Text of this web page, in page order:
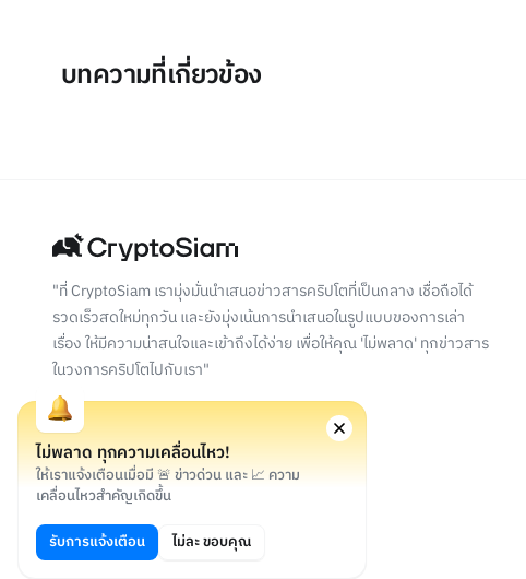
บทความที่เกี่ยวข้อง
"ที่ CryptoSiam เรามุ่งมั่นนำเสนอข่าวสารคริปโตที่เป็นกลาง เชื่อถือได้
รวดเร็วสดใหม่ทุกวัน และยังมุ่งเน้นการนำเสนอในรูปแบบของการเล่า
เรื่อง ให้มีความน่าสนใจและเข้าถึงได้ง่าย เพื่อให้คุณ 'ไม่พลาด' ทุกข่าวสาร
ในวงการคริปโตไปกับเรา"
©2026สงวนลิขสิทธิ์
ไม่พลาด ทุกความเคลื่อนไหว!
ให้เราแจ้งเตือนเมื่อมี 🚨 ข่าวด่วน และ 📈 ความ
เคลื่อนไหวสำคัญเกิดขึ้น
รับการแจ้งเตือน
ไม่ละ ขอบคุณ